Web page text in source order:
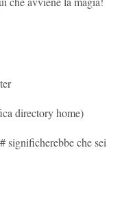
directory home)
significherebbe che sei